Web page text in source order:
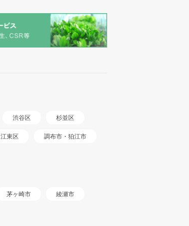
渋谷区 杉並区
江東区 調布市・狛江市
茅ヶ崎市 綾瀬市